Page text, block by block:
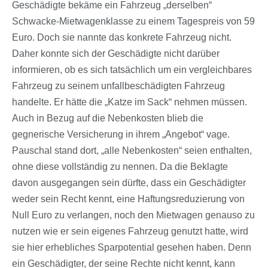
Geschädigte bekäme ein Fahrzeug „derselben“
Schwacke-Mietwagenklasse zu einem Tagespreis von 59
Euro. Doch sie nannte das konkrete Fahrzeug nicht.
Daher konnte sich der Geschädigte nicht darüber
informieren, ob es sich tatsächlich um ein vergleichbares
Fahrzeug zu seinem unfallbeschädigten Fahrzeug
handelte. Er hätte die „Katze im Sack“ nehmen müssen.
Auch in Bezug auf die Nebenkosten blieb die
gegnerische Versicherung in ihrem „Angebot“ vage.
Pauschal stand dort, „alle Nebenkosten“ seien enthalten,
ohne diese vollständig zu nennen. Da die Beklagte
davon ausgegangen sein dürfte, dass ein Geschädigter
weder sein Recht kennt, eine Haftungsreduzierung von
Null Euro zu verlangen, noch den Mietwagen genauso zu
nutzen wie er sein eigenes Fahrzeug genutzt hatte, wird
sie hier erhebliches Sparpotential gesehen haben. Denn
ein Geschädigter, der seine Rechte nicht kennt, kann